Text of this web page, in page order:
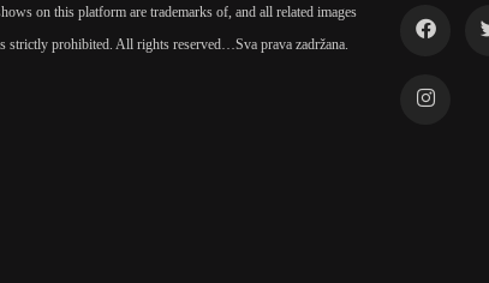
on this platform are trademarks of, and all related images
strictly prohibited. All rights reserved… Sva prava zadržana.